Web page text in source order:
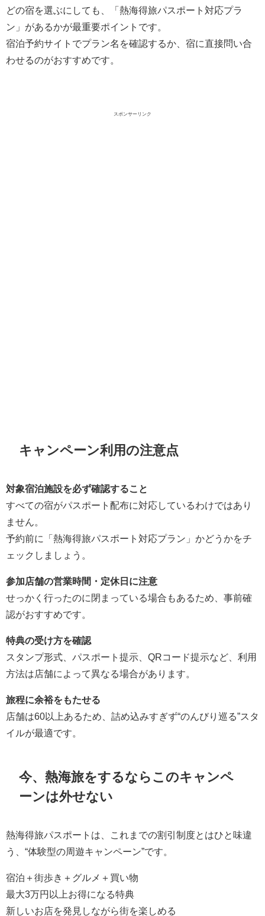
どの宿を選ぶにしても、「熱海得旅パスポート対応プラ
ン」があるかが最重要ポイントです。
宿泊予約サイトでプラン名を確認するか、宿に直接問い合
わせるのがおすすめです。
スポンサーリンク
キャンペーン利用の注意点
対象宿泊施設を必ず確認すること
すべての宿がパスポート配布に対応しているわけではあり
ません。
予約前に「熱海得旅パスポート対応プラン」かどうかをチ
ェックしましょう。
参加店舗の営業時間・定休日に注意
せっかく行ったのに閉まっている場合もあるため、事前確
認がおすすめです。
特典の受け方を確認
スタンプ形式、パスポート提示、QRコード提示など、利用
方法は店舗によって異なる場合があります。
旅程に余裕をもたせる
店舗は60以上あるため、詰め込みすぎず“のんびり巡る”スタ
イルが最適です。
今、熱海旅をするならこのキャンペ
ーンは外せない
熱海得旅パスポートは、これまでの割引制度とはひと味違
う、“体験型の周遊キャンペーン”です。
宿泊＋街歩き＋グルメ＋買い物
最大3万円以上お得になる特典
新しいお店を発見しながら街を楽しめる